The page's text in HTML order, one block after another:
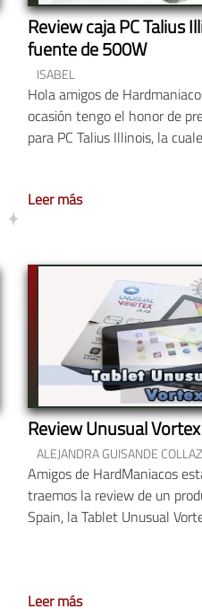
Review caja PC Talius
fuente de 500W
ISABEL
Hola amigos de
ocasión tengo el honor de
para PC Talius Illinois, la cuale
Leer más
Review Unusual
ALEJANDRA GUISANDE
Amigos de HardManiacos
traemos la review de un
Spain, la Tablet Unusual
Leer más